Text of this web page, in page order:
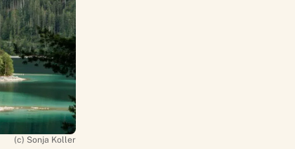
(c) Sonja Koller